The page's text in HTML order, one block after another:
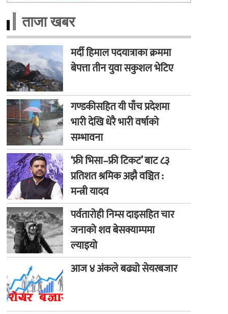
ताजा खबर
मर्दी हिमाल पदयात्राका क्रममा
बेपत्ता तीन युवा सकुशल भेटिए
गण्डकीसहित यी पाँच प्रदेशमा
भारी देखि धेरै भारी वर्षाको
सम्भावना
‘फ्री भिसा–फ्री टिकट’ बाट ८३
प्रतिशत श्रमिक अझै वञ्चित :
मन्त्री यादव
पर्वतारोही निम्स दाइसहित चार
जनाको शव बेसक्याम्पमा
ल्याइयो
आज ४ अंकले बढ्यो सेयरबजार